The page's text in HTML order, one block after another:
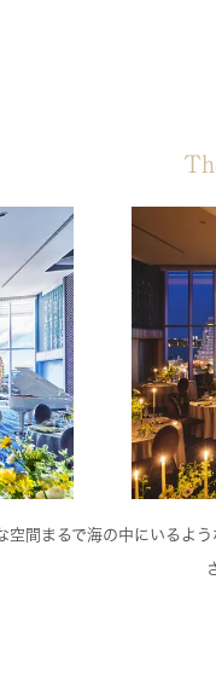
空間まるで海の中にいるよ